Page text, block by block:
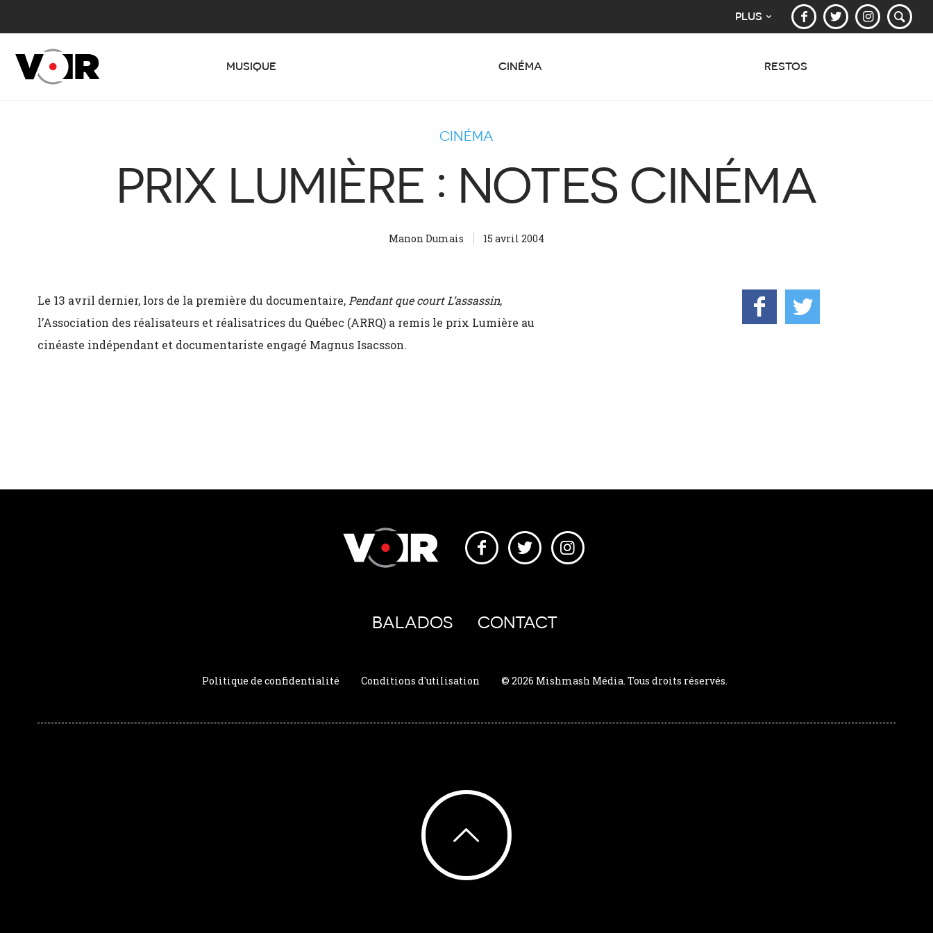
PLUS
MUSIQUE CINÉMA RESTOS
CINÉMA
PRIX LUMIÈRE : NOTES CINÉMA
Manon Dumais 15 avril 2004
Le 13 avril dernier, lors de la première du documentaire, Pendant que court L’assassin,
l’Association des réalisateurs et réalisatrices du Québec (ARRQ) a remis le prix Lumière au
cinéaste indépendant et documentariste engagé Magnus Isacsson.
BALADOS CONTACT
Politique de confidentialité Conditions d'utilisation © 2026 Mishmash Média. Tous droits réservés.